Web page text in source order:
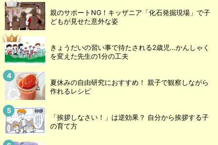
親のサポートNG！キッザニア「化石発掘現場」で子
どもが見せた意外な姿
きょうだいの習い事で待たされる2歳児...かんしゃく
を変えた先生の1分の工夫
夏休みの自由研究におすすめ！ 親子で観察しながら
作れるレシピ
「挨拶しなさい！」は逆効果？ 自分から挨拶する子
の育て方